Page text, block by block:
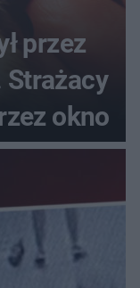
przez
Strażacy
okno